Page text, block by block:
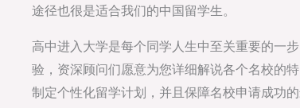
途径也很是适合我们的中国留学生。
高中进入大学是每个同学人生中至关重要的一
验，资深顾问们愿意为您详细解说各个名校的
制定个性化留学计划，并且保障名校申请成功的